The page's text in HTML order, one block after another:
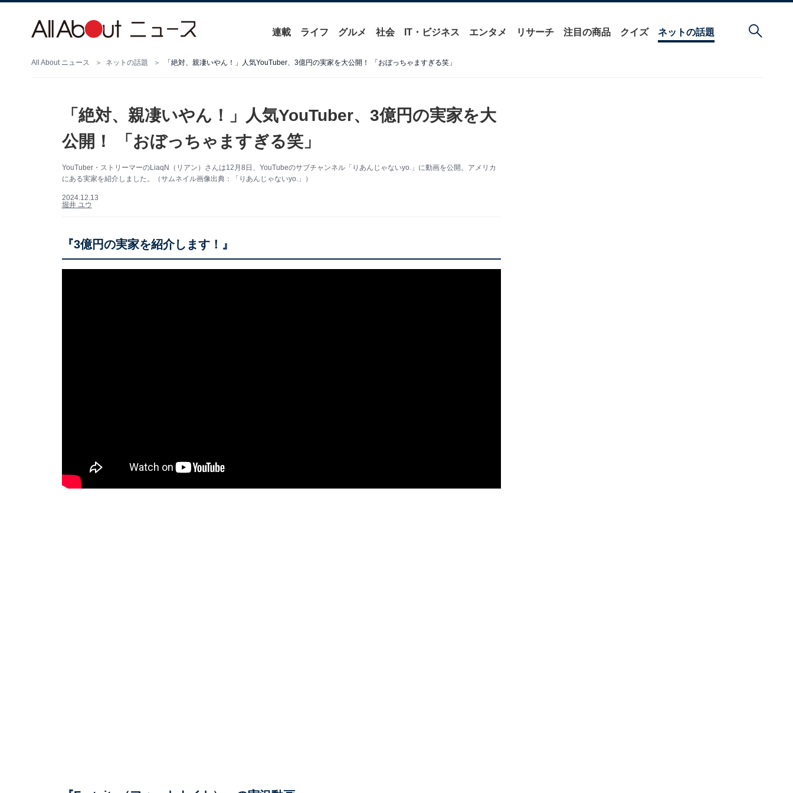
連載 ライフ グルメ 社会 IT・ビジネス エンタメ リサーチ 注目の商品 クイズ ネットの話題
All About ニュース ネットの話題 「絶対、親凄いやん！」人気YouTuber、3億円の実家を大公開！ 「おぼっちゃますぎる笑」
「絶対、親凄いやん！」人気YouTuber、3億円の実家を大
公開！ 「おぼっちゃますぎる笑」
YouTuber・ストリーマーのLiaqN（リアン）さんは12月8日、YouTubeのサブチャンネル「りあんじゃないyo.」に動画を公開。アメリカ
にある実家を紹介しました。（サムネイル画像出典：「りあんじゃないyo.」）
2024.12.13
堀井 ユウ
『3億円の実家を紹介します！』